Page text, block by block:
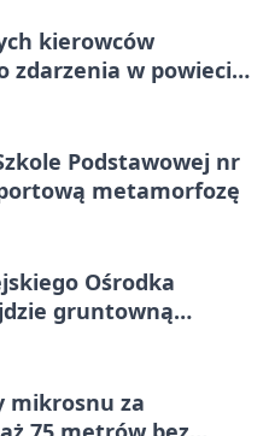
kierowców
zdarzenia w powiecie
Podstawowej nr
metamorfozę
Ośrodka
gruntowną
mikrosnu za